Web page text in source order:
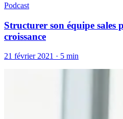
Podcast
Structurer son équipe sales
croissance
21 février 2021 · 5 min